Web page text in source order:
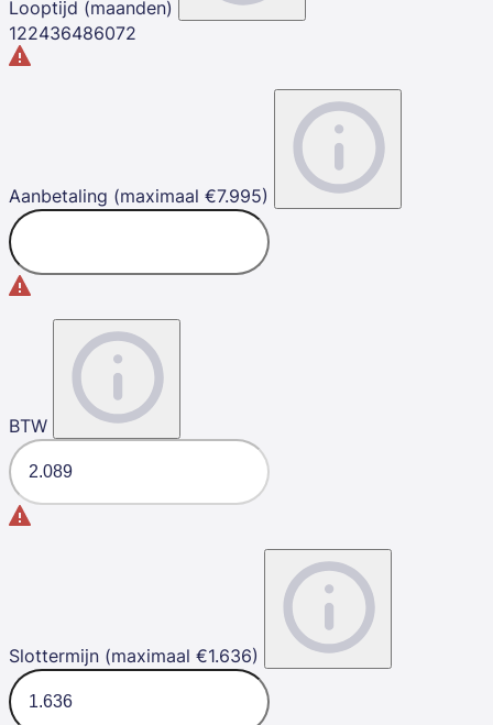
Looptijd (maanden)
122436486072
Aanbetaling (maximaal €7.995)
BTW
Slottermijn (maximaal €1.636)